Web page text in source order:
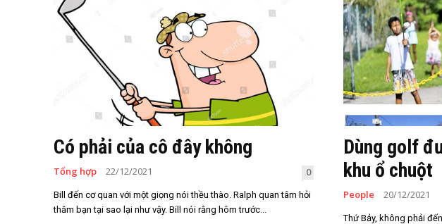
Có phải của cô đây không
Tổng hợp 22/12/2021 0
Bill đến cơ quan với một giọng nói thều thào. Ralph quan tâm hỏi
thăm bạn tại sao lại như vậy. Bill nói rằng hôm trước...
Dùng golf
khu ổ chuột
People 20/12/2021
Thứ Bảy, không phải